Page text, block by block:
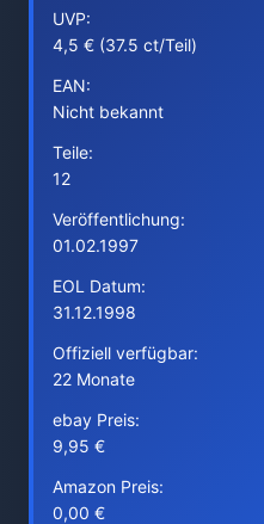
UVP:
4,5 € (37.5 ct/Teil)
EAN:
Nicht bekannt
Teile:
12
Veröffentlichung:
01.02.1997
EOL Datum:
31.12.1998
Offiziell verfügbar:
22 Monate
ebay Preis:
9,95 €
Amazon Preis:
0,00 €